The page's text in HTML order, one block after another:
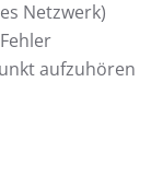
Netzwerk)
aufzuhören